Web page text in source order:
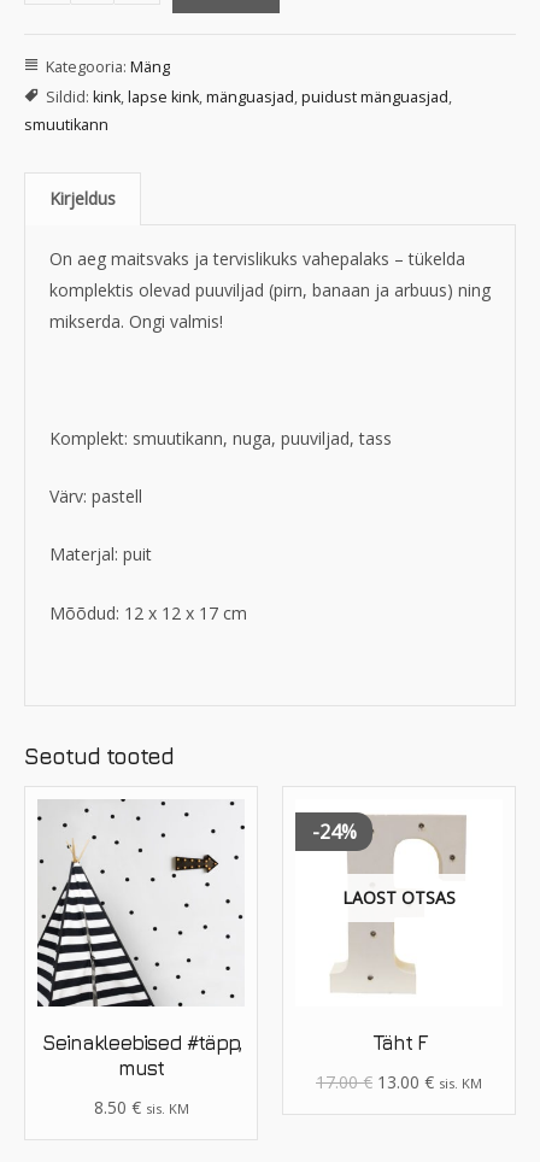
Kategooria: Mäng
Sildid: kink,lapse kink,mänguasjad,puidust mänguasjad,
smuutikann
Kirjeldus
On aeg maitsvaks ja tervislikuks vahepalaks – tükelda
komplektis olevad puuviljad (pirn, banaan ja arbuus) ning
mikserda. Ongi valmis!
Komplekt: smuutikann, nuga, puuviljad, tass
Värv: pastell
Materjal: puit
Mõõdud: 12 x 12 x 17 cm
Seotud tooted
Seinakleebised #täpp,
must
8.50 € sis. KM
-24%
LAOST OTSAS
Täht F
17.00€ 13.00 € sis. KM